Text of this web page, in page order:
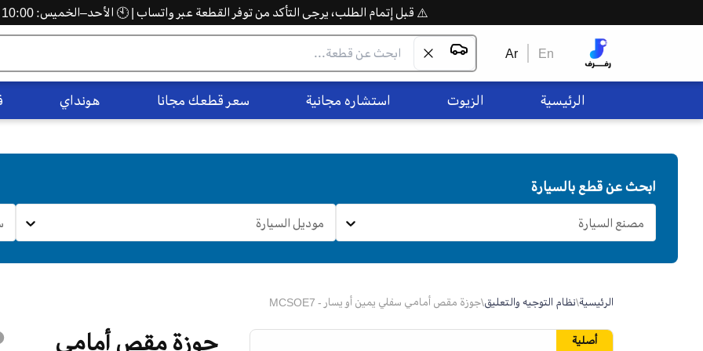
⚠️ قبل إتمام الطلب، يرجى التأكد من توفر القطعة عبر واتساب | 🕙 الأحد–الخميس: 10:00 ص – 5:00 م
En
Ar
الرئيسية الزيوت استشاره مجانية سعر قطعك مجانا هونداي
ابحث عن قطع بالسيارة
مصنع السيارة موديل السيارة
الرئيسية\نظام التوجيه والتعليق\جوزة مقص أمامي سفلي يمين أو يسار - MCSOE7
جوزة مقص أمامي
أصلية